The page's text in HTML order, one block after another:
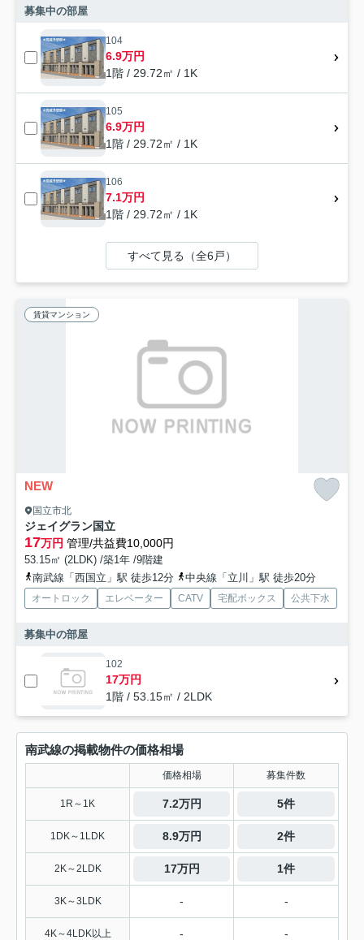
募集中の部屋
104
6.9万円
1階 / 29.72㎡ / 1K
105
6.9万円
1階 / 29.72㎡ / 1K
106
7.1万円
1階 / 29.72㎡ / 1K
すべて見る（全6戸）
賃貸マンション
NEW
国立市北
ジェイグラン国立
17万円 管理/共益費10,000円
53.15㎡ (2LDK) /築1年 /9階建
南武線「西国立」駅 徒歩12分
中央線「立川」駅 徒歩20分
オートロック エレベーター CATV 宅配ボックス 公共下水
募集中の部屋
102
17万円
1階 / 53.15㎡ / 2LDK
南武線の掲載物件の価格相場
価格相場 募集件数
1R～1K 7.2万円 5件
1DK～1LDK 8.9万円 2件
2K～2LDK 17万円 1件
3K～3LDK - -
4K～4LDK以上 - -